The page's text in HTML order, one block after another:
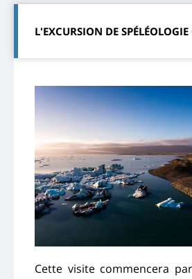
L'EXCURSION DE
Cette visite commencera